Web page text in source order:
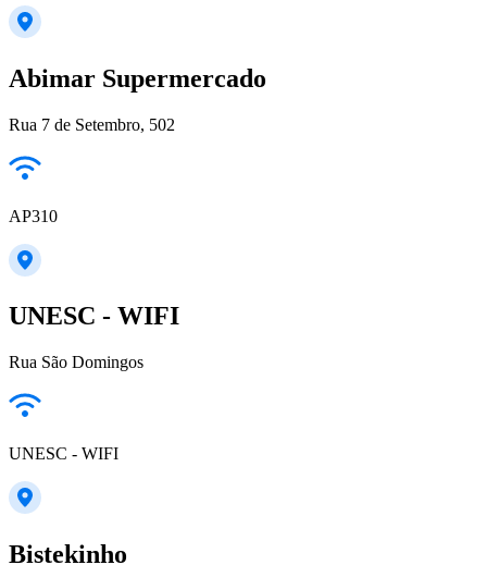
Abimar Supermercado
Rua 7 de Setembro, 502
AP310
UNESC - WIFI
Rua São Domingos
UNESC - WIFI
Bistekinho